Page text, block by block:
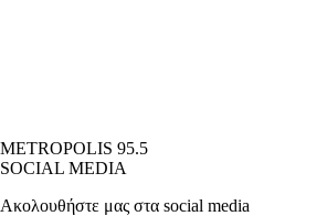
METROPOLIS 95.5
SOCIAL MEDIA
Ακολουθήστε μας στα social media